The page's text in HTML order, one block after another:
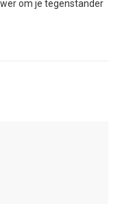
om je tegenstander